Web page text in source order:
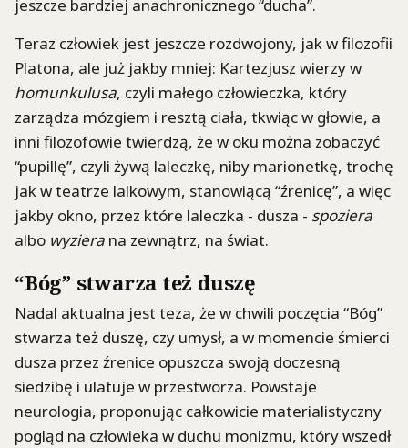
jeszcze bardziej anachronicznego “ducha”.
Teraz człowiek jest jeszcze rozdwojony, jak w filozofii
Platona, ale już jakby mniej: Kartezjusz wierzy w
homunkulusa, czyli małego człowieczka, który
zarządza mózgiem i resztą ciała, tkwiąc w głowie, a
inni filozofowie twierdzą, że w oku można zobaczyć
“pupillę”, czyli żywą laleczkę, niby marionetkę, trochę
jak w teatrze lalkowym, stanowiącą “źrenicę”, a więc
jakby okno, przez które laleczka - dusza - spoziera
albo wyziera na zewnątrz, na świat.
“Bóg” stwarza też duszę
Nadal aktualna jest teza, że w chwili poczęcia “Bóg”
stwarza też duszę, czy umysł, a w momencie śmierci
dusza przez źrenice opuszcza swoją doczesną
siedzibę i ulatuje w przestworza. Powstaje
neurologia, proponując całkowicie materialistyczny
pogląd na człowieka w duchu monizmu, który wszedł